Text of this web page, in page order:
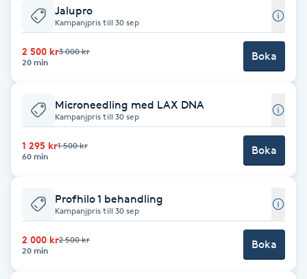
Fransförlängning Volym
Fransk manikyr
Friskvård
Friskvårdsmassage
Frisör
Jalupro
Kampanjpris till 30 sep
2 500 kr3 000 kr
20 min
Boka
Microneedling med LAX DNA
Kampanjpris till 30 sep
1 295 kr1 500 kr
60 min
Boka
Profhilo 1 behandling
Kampanjpris till 30 sep
2 000 kr2 500 kr
20 min
Boka